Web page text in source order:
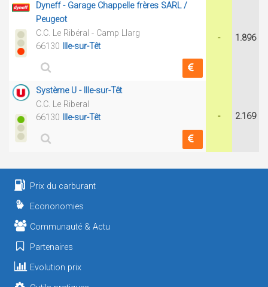
Dyneff - Garage Chappelle frères SARL /
Peugeot
C.C. Le Ribéral - Camp Llarg
66130
Ille-sur-Têt
- 1.896
Système U - Ille-sur-Têt
C.C. Le Riberal
66130
Ille-sur-Têt - 2.169
Prix du carburant
Econonomies
Communauté & Actu
Partenaires
Evolution prix